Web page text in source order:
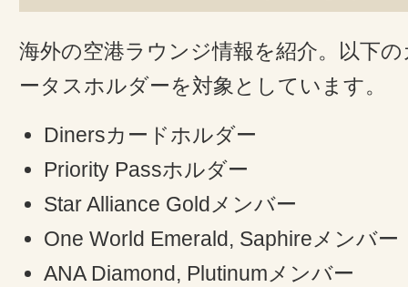
海外の空港ラウンジ情報を紹介。以下
ータスホルダーを対象としています。
Dinersカードホルダー
Priority Passホルダー
Star Alliance Goldメンバー
One World Emerald, Saphireメンバー
ANA Diamond, Plutinumメンバー